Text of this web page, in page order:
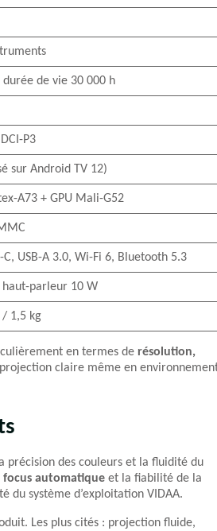
durée de vie 30 000 h
P3
sur Android TV 12)
A73 + GPU Mali-G52
C, USB-A 3.0, Wi-Fi 6, Bluetooth 5.3
haut-parleur 10 W
/ 1,5 kg
en termes de résolution,
claire même en
précision des couleurs et la fluidité du
automatique et la fiabilité de la
système d’exploitation VIDAA.
Les plus cités : projection fluide,